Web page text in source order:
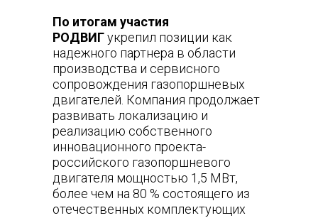
По итогам участия
РОДВИГукрепил позиции как
надежного партнера в области
производства и сервисного
сопровождения газопоршневых
двигателей. Компания продолжает
развивать локализацию и
реализацию собственного
инновационного проекта-
российского газопоршневого
двигателя мощностью 1,5 МВт,
более чем на 80 % состоящего из
отечественных комплектующих